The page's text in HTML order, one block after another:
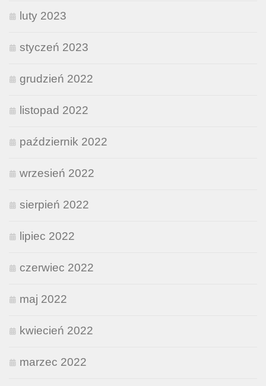
luty 2023
styczeń 2023
grudzień 2022
listopad 2022
październik 2022
wrzesień 2022
sierpień 2022
lipiec 2022
czerwiec 2022
maj 2022
kwiecień 2022
marzec 2022